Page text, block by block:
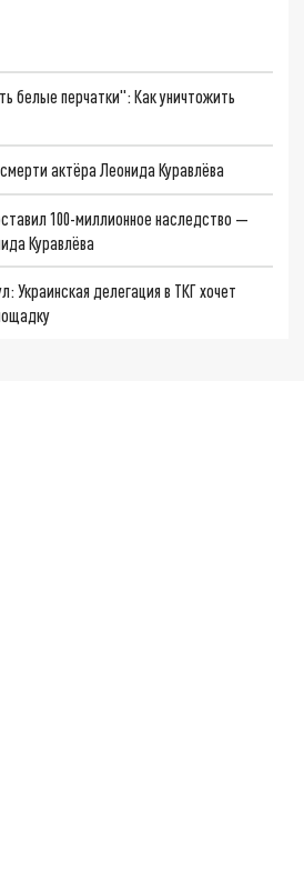
белые перчатки": Как уничтожить
актёра Леонида Куравлёва
100-миллионное наследство —
Куравлёва
Украинская делегация в ТКГ хочет